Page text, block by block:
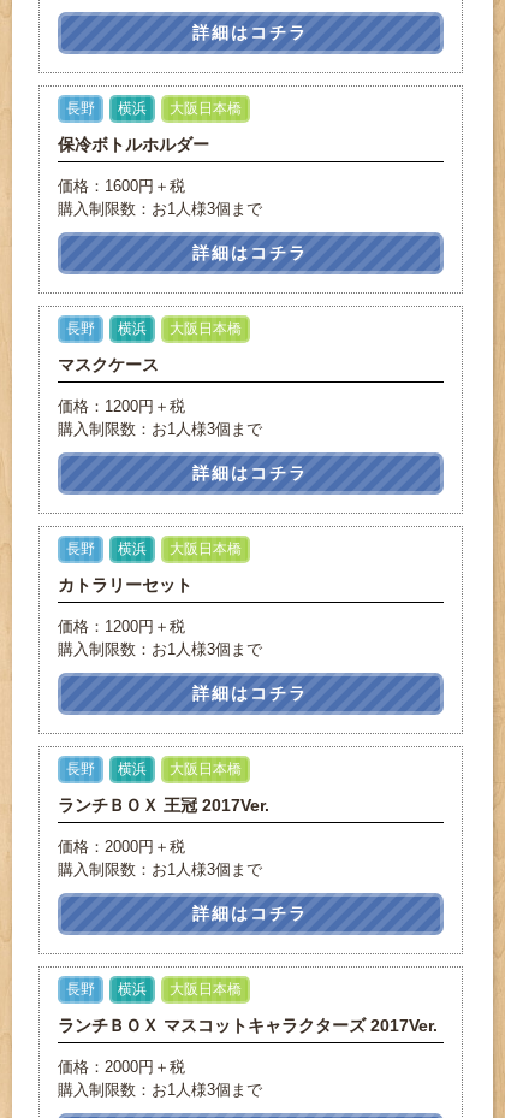
詳細はコチラ
長野 横浜 大阪日本橋
保冷ボトルホルダー
価格：1600円＋税
購入制限数：お1人様3個まで
詳細はコチラ
長野 横浜 大阪日本橋
マスクケース
価格：1200円＋税
購入制限数：お1人様3個まで
詳細はコチラ
長野 横浜 大阪日本橋
カトラリーセット
価格：1200円＋税
購入制限数：お1人様3個まで
詳細はコチラ
長野 横浜 大阪日本橋
ランチＢＯＸ 王冠 2017Ver.
価格：2000円＋税
購入制限数：お1人様3個まで
詳細はコチラ
長野 横浜 大阪日本橋
ランチＢＯＸ マスコットキャラクターズ 2017Ver.
価格：2000円＋税
購入制限数：お1人様3個まで